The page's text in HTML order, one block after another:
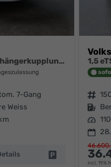
1,5 eTSI DSG LIFE LED Plus Anhängerkupplung Navigation Digital Pro Sitzheizung beheiztes Lenkrad 17 Zoll Alu 5J Garantie
7-Gang
Weiss
Fahrzeug parken
Fahrzeugnr.
Kraftstoff
Leistung
incl. 19%